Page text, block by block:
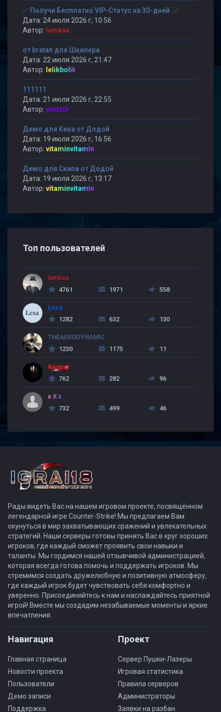
✅ Получи Бесплатно VIP-Статус на 30-дней. ✅
Дата: 24 июля 2026 г, 10:56
Автор: lamkaa
от bratan для Шкипера
Дата: 22 июля 2026 г, 21:47
Автор: lelikbolik
111111
Дата: 21 июля 2026 г, 22:55
Автор: wintz0r
Демо для Кека от Додой
Дата: 19 июля 2026 г, 16:56
Автор: vitaminvitamin
Демо для Скипа от Додой
Дата: 19 июля 2026 г, 13:17
Автор: vitaminvitamin
Топ пользователей
lamkaa
4761
1971 558
Lexa
1282
632 130
THEAERODYNAMIC
1230
1175 11
Kasper
762
282 96
x X x
732
499 46
Рады видеть Вас на нашем игровом проекте, посвящённом
легендарной игре Counter-Strike! Мы предлагаем Вам
окунуться в мир захватывающих сражений и увлекательных
стратегий. Наши серверы готовы принять Вас в круг хороших
игроков, где каждый сможет проявить свои навыки и
таланты. Мы гордимся нашей отзывчивой администрацией,
которая всегда готова помочь и поддержать игроков. Мы
стремимся создать дружелюбную и позитивную атмосферу,
где каждый игрок будет чувствовать себя комфортно и
уверенно. Присоединяйтесь к нам и наслаждайтесь приятной
игрой! Вместе мы создадим незабываемые моменты и яркие
впечатления.
Навигация
Главная страница
Новости проекта
Пользователи
Демо записи
Поддержка
Проект
Сервер Пушки-Лазеры
Игровая статистика
Правила серверов
Администраторы
Заявки на разбан